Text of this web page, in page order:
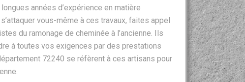
années d’expérience en matière
vous-même à ces travaux, faites appel
du ramonage de cheminée à l’ancienne. Ils
à toutes vos exigences par des prestations
72240 se réfèrent à ces artisans pour